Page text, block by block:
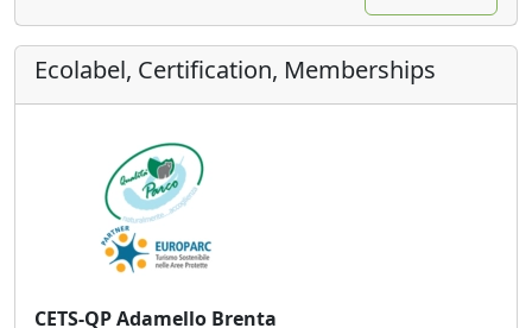
Ecolabel, Certification, Memberships
CETS-QP Adamello Brenta